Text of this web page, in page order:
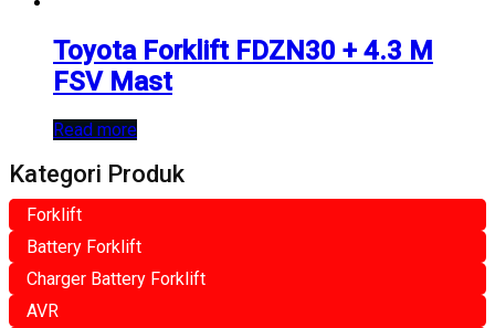
Toyota Forklift FDZN30 + 4.3 M
FSV Mast
Read more
Kategori Produk
Forklift
Battery Forklift
Charger Battery Forklift
AVR